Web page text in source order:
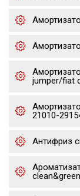
jumper/fiat
21010-
Антифриз